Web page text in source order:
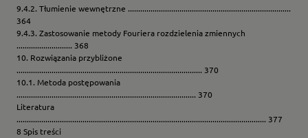
9.4.2. Tłumienie wewnętrzne ...............................................................................
364
9.4.3. Zastosowanie metody Fouriera rozdzielenia zmiennych
........................... 368
10. Rozwiązania przybliżone
.......................................................................................... 370
10.1. Metoda postępowania
....................................................................................... 370
Literatura
......................................................................................................................... 377
8 Spis treści